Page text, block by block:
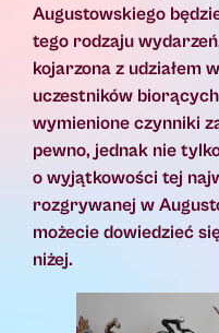
Augustowskiego
tego rodzaju
kojarzona z udziałem
uczestników
wymienione czynniki
pewno, jednak nie
o wyjątkowości tej
rozgrywanej w
możecie dowiedzieć
niżej.